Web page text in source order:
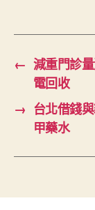
← 減重門診
電回收
→ 台北借錢
甲藥水